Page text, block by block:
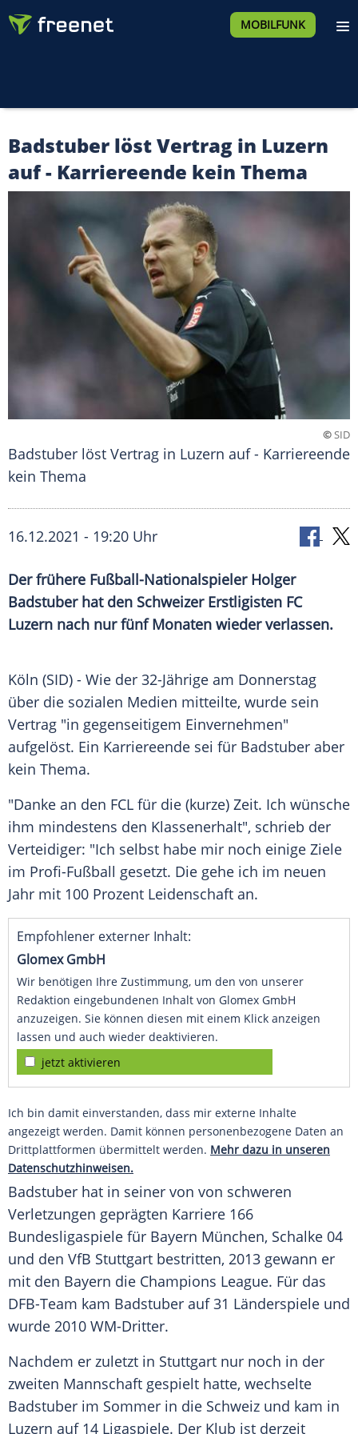
MOBILFUNK
Badstuber löst Vertrag in Luzern
auf - Karriereende kein Thema
©SID
Badstuber löst Vertrag in Luzern auf - Karriereende
kein Thema
16.12.2021 - 19:20 Uhr
Der frühere Fußball-Nationalspieler Holger
Badstuberhat den Schweizer Erstligisten FC
Luzern nach nur fünf Monaten wieder verlassen.
Köln (SID) - Wie der 32-Jährige am Donnerstag
über die sozialen Medien mitteilte, wurde sein
Vertrag "in gegenseitigem Einvernehmen"
aufgelöst. Ein Karriereende sei für Badstuber aber
kein Thema.
"Danke an den FCL für die (kurze) Zeit. Ich wünsche
ihm mindestens den Klassenerhalt", schrieb der
Verteidiger: "Ich selbst habe mir noch einige Ziele
im Profi-Fußball gesetzt. Die gehe ich im neuen
Jahr mit 100 Prozent Leidenschaft an.
Empfohlener externer Inhalt:
Glomex GmbH
Wir benötigen Ihre Zustimmung, um den von unserer
Redaktion eingebundenen Inhalt von Glomex GmbH
anzuzeigen. Sie können diesen mit einem Klick anzeigen
lassen und auch wieder deaktivieren.
jetzt aktivieren
Ich bin damit einverstanden, dass mir externe Inhalte
angezeigt werden. Damit können personenbezogene Daten an
Drittplattformen übermittelt werden. Mehr dazu in unseren
Datenschutzhinweisen.
Badstuber hat in seiner von von schweren
Verletzungen geprägten Karriere 166
Bundesligaspiele für Bayern München, Schalke 04
und den VfB Stuttgart bestritten, 2013 gewann er
mit den Bayern die Champions League. Für das
DFB-Team kam Badstuber auf 31 Länderspiele und
wurde 2010 WM-Dritter.
Nachdem er zuletzt in Stuttgart nur noch in der
zweiten Mannschaft gespielt hatte, wechselte
Badstuber im Sommer in die Schweiz und kam in
Luzern auf 14 Ligaspiele. Der Klub ist derzeit